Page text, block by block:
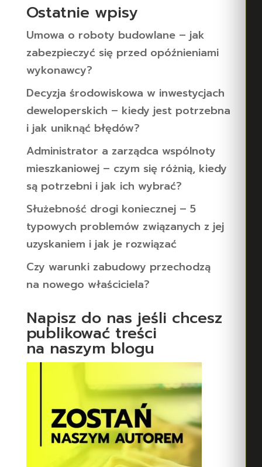
Ostatnie wpisy
Umowa o roboty budowlane – jak
zabezpieczyć się przed opóźnieniami
wykonawcy?
Decyzja środowiskowa w inwestycjach
deweloperskich – kiedy jest potrzebna
i jak uniknąć błędów?
Administrator a zarządca wspólnoty
mieszkaniowej – czym się różnią, kiedy
są potrzebni i jak ich wybrać?
Służebność drogi koniecznej – 5
typowych problemów związanych z jej
uzyskaniem i jak je rozwiązać
Czy warunki zabudowy przechodzą
na nowego właściciela?
Napisz do nas jeśli chcesz
publikować treści
na naszym blogu